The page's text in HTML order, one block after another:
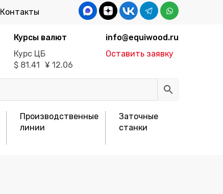
Контакты
Курсы валют
Курс ЦБ
$ 81.41 ¥ 12.06
info@equiwood.ru
Оставить заявку
Производственные
линии
Заточные
станки